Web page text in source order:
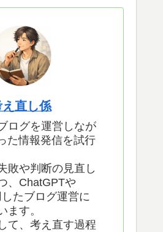
え直し係
ログを運営しなが
た情報発信を試行
敗や判断の見直し
、ChatGPTや
たブログ運営に
ます。
て、考え直す過程